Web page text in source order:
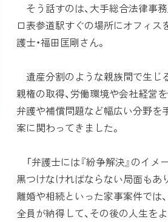
そう話すのは、大手総合法律事
ロ表参道駅すぐの場所にオフィス
護士・福田匡剛さん。
遺産分割のような親族間で生じ
親権の取得、労働環境や会社経営
弁護や補償問題など幅広い分野を
案に関わってきました。
「弁護士には『紛争解決』のイ
黒つけなければならない局面もあ
離婚や相続といった家事案件では
全員が納得して、その後の人生を